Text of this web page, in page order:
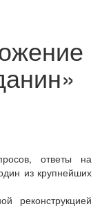
ответы на
из крупнейших
реконструкцией